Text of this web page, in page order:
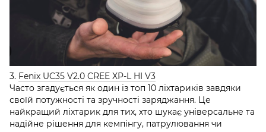
3. Fenix UC35 V2.0 CREE XP-L HI V3
Часто згадується як один із топ 10 ліхтариків завдяки
своїй потужності та зручності заряджання. Це
найкращий ліхтарик для тих, хто шукає універсальне та
надійне рішення для кемпінгу, патрулювання чи